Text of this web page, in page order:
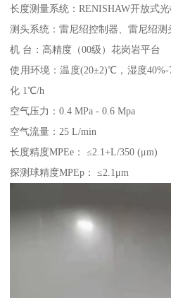
长度测量系统：RENISHAW开放式
测头系统：雷尼绍控制器、雷尼绍测
机 台：高精度（00级）花岗岩平台
使用环境：温度(20±2)℃，湿度
化 1℃/h
空气压力：0.4 MPa - 0.6 Mpa
空气流量：25 L/min
长度精度MPEe： ≤2.1+L/350 (μm)
探测球精度MPEp： ≤2.1μm